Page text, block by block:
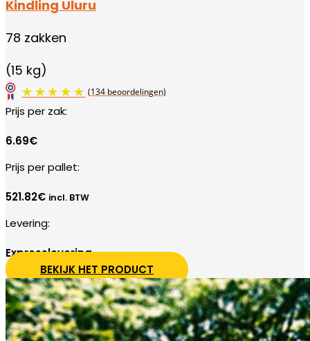
Kindling Uluru
78 zakken
(15 kg)
Prijs per zak:
6.69€
Prijs per pallet:
521.82€ incl. BTW
Levering:
Expresslevering
BEKIJK HET PRODUCT